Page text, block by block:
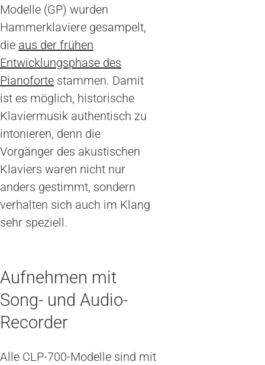
Modelle (GP) wurden
Hammerklaviere gesampelt,
die aus der frühen
Entwicklungsphase des
Pianoforte stammen. Damit
ist es möglich, historische
Klaviermusik authentisch zu
intonieren, denn die
Vorgänger des akustischen
Klaviers waren nicht nur
anders gestimmt, sondern
verhalten sich auch im Klang
sehr speziell.
Aufnehmen mit
Song- und Audio-
Recorder
Alle CLP-700-Modelle sind mit